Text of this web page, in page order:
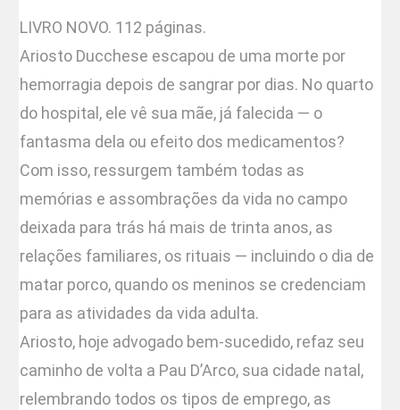
LIVRO NOVO. 112 páginas.
Ariosto Ducchese escapou de uma morte por
hemorragia depois de sangrar por dias. No quarto
do hospital, ele vê sua mãe, já falecida — o
fantasma dela ou efeito dos medicamentos?
Com isso, ressurgem também todas as
memórias e assombrações da vida no campo
deixada para trás há mais de trinta anos, as
relações familiares, os rituais — incluindo o dia de
matar porco, quando os meninos se credenciam
para as atividades da vida adulta.
Ariosto, hoje advogado bem-sucedido, refaz seu
caminho de volta a Pau D’Arco, sua cidade natal,
relembrando todos os tipos de emprego, as